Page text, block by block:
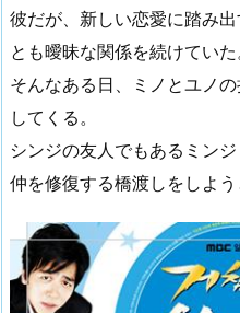
彼だが、新しい恋愛に踏み
とも曖昧な関係を続けていた
そんなある日、ミノとユノ
してくる。
シンジの友人でもあるミン
仲を修復する橋渡しをしよ